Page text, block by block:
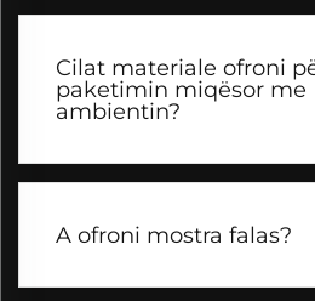
Cilat materiale ofroni
paketimin miqësor me
ambientin?
A ofroni mostra falas?